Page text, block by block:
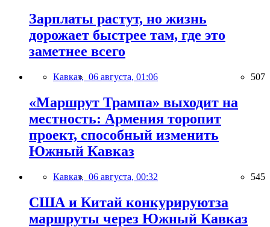
Зарплаты растут, но жизнь
дорожает быстрее там, где это
заметнее всего
Кавказ, 06 августа, 01:06 507
«Маршрут Трампа» выходит на
местность: Армения торопит
проект, способный изменить
Южный Кавказ
Кавказ, 06 августа, 00:32 545
США и Китай конкурируютза
маршруты через Южный Кавказ